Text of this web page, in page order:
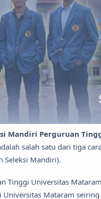
Mandiri Perguruan
salah satu dari tiga
Seleksi Mandiri).
Tinggi Universitas
Mataram